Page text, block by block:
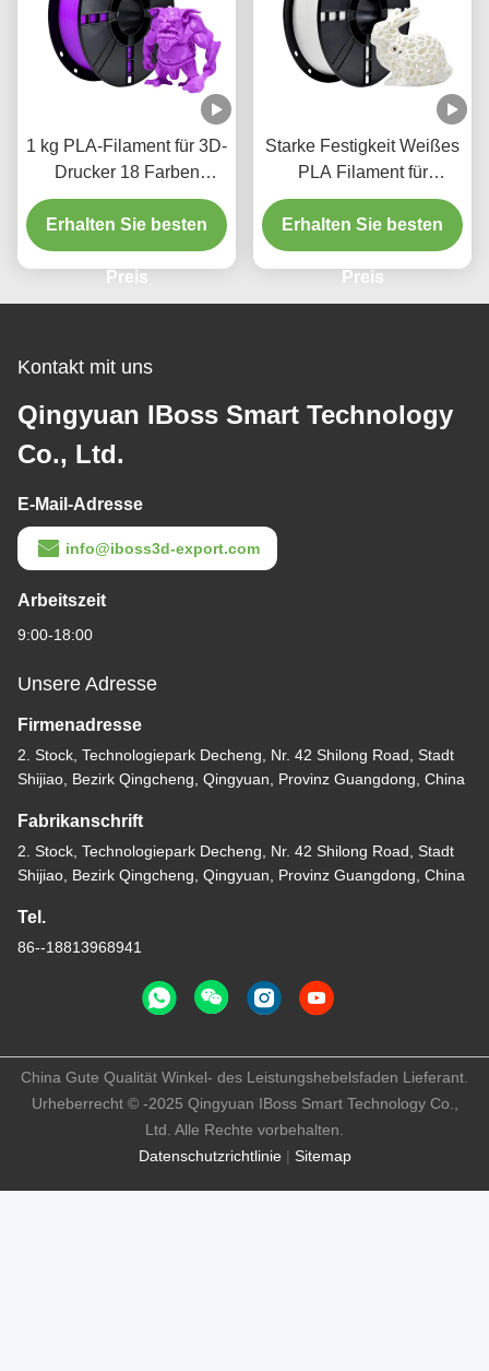
1 kg PLA-Filament für 3D-
Drucker 18 Farben
Blasefrei Lila Industrie
Erhalten Sie besten
Preis
Starke Festigkeit Weißes
PLA Filament für
Desktop-Drucker in 200 X
200 X 64mm Box
Erhalten Sie besten
Preis
Kontakt mit uns
Qingyuan IBoss Smart Technology
Co., Ltd.
E-Mail-Adresse
info@iboss3d-export.com
Arbeitszeit
9:00-18:00
Unsere Adresse
Firmenadresse
2. Stock, Technologiepark Decheng, Nr. 42 Shilong Road, Stadt
Shijiao, Bezirk Qingcheng, Qingyuan, Provinz Guangdong, China
Fabrikanschrift
2. Stock, Technologiepark Decheng, Nr. 42 Shilong Road, Stadt
Shijiao, Bezirk Qingcheng, Qingyuan, Provinz Guangdong, China
Tel.
86--18813968941
Datenschutzrichtlinie| Sitemap
China Gute Qualität Winkel- des Leistungshebelsfaden Lieferant.
Urheberrecht © -2025 Qingyuan IBoss Smart Technology Co.,
Ltd. Alle Rechte vorbehalten.